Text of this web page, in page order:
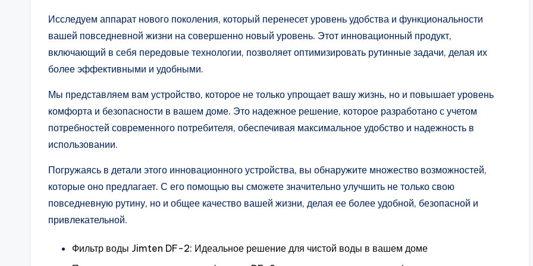
Исследуем аппарат нового поколения, который перенесет уровень удобства и функциональности
вашей повседневной жизни на совершенно новый уровень. Этот инновационный продукт,
включающий в себя передовые технологии, позволяет оптимизировать рутинные задачи, делая их
более эффективными и удобными.
Мы представляем вам устройство, которое не только упрощает вашу жизнь, но и повышает уровень
комфорта и безопасности в вашем доме. Это надежное решение, которое разработано с учетом
потребностей современного потребителя, обеспечивая максимальное удобство и надежность в
использовании.
Погружаясь в детали этого инновационного устройства, вы обнаружите множество возможностей,
которые оно предлагает. С его помощью вы сможете значительно улучшить не только свою
повседневную рутину, но и общее качество вашей жизни, делая ее более удобной, безопасной и
привлекательной.
Фильтр воды Jimten DF-2: Идеальное решение для чистой воды в вашем доме